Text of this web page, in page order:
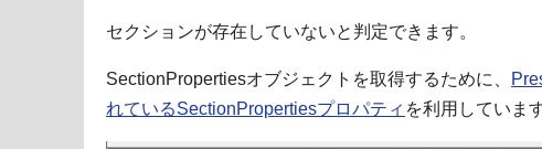
セクションが存在していないと判定できます。
SectionPropertiesオブジェクトを取得するために、
れているSectionPropertiesプロパティ を利用しています